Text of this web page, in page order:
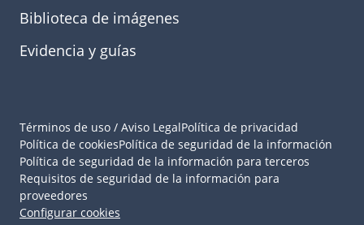
Biblioteca de imágenes
Evidencia y guías
Términos de uso / Aviso LegalPolítica de privacidad
Política de cookiesPolítica de seguridad de la información
Política de seguridad de la información para terceros
Requisitos de seguridad de la información para
proveedores
Configurar cookies